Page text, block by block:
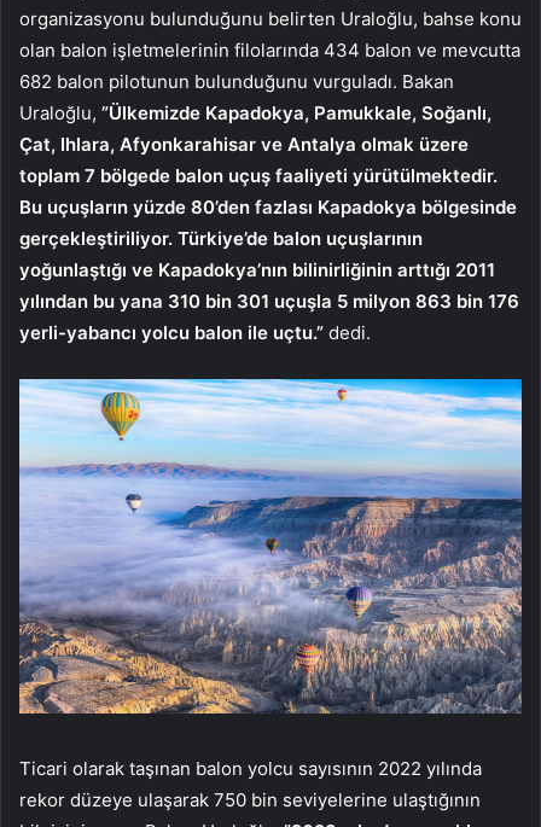
organizasyonu bulunduğunu belirten Uraloğlu, bahse konu
olan balon işletmelerinin filolarında 434 balon ve mevcutta
682 balon pilotunun bulunduğunu vurguladı. Bakan
Uraloğlu, ”Ülkemizde Kapadokya, Pamukkale, Soğanlı,
Çat, Ihlara, Afyonkarahisar ve Antalya olmak üzere
toplam 7 bölgede balon uçuş faaliyeti yürütülmektedir.
Bu uçuşların yüzde 80’den fazlası Kapadokya bölgesinde
gerçekleştiriliyor. Türkiye’de balon uçuşlarının
yoğunlaştığı ve Kapadokya’nın bilinirliğinin arttığı 2011
yılından bu yana 310 bin 301 uçuşla 5 milyon 863 bin 176
yerli-yabancı yolcu balon ile uçtu.” dedi.
Ticari olarak taşınan balon yolcu sayısının 2022 yılında
rekor düzeye ulaşarak 750 bin seviyelerine ulaştığının